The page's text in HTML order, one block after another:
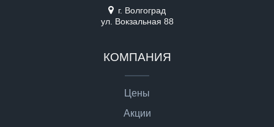
г. Волгоград
ул. Вокзальная 88
КОМПАНИЯ
Цены
Акции